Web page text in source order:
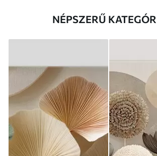
NÉPSZERŰ